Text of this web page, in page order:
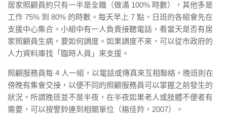
居家照顧員約只有一半是全職（做滿 100% 時數），其他多是
工作 75% 到 80% 的時數。每天早上 7 點，日班的各組會先在
支援中心集合。小組中有一人負責接聽電話，看當天是否有居
家照顧員生病，要如何調度。如果調度不來，可以從市政府的
人力資料庫找「臨時人員」來支援。
照顧服務員每 4 人一組，以電話或傳真來互相聯絡。晚班則在
傍晚有集會交接，以便不同的照顧服務員可以掌握之前發生的
狀況。所謂晚班並不是半夜，在半夜如果老人或肢體不便者有
需要，可以按警鈴連到相關單位（楊佳羚，2007）。